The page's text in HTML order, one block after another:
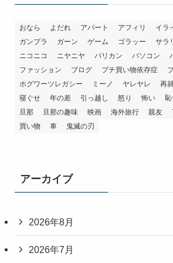
おなら よだれ アパート アフィリ イラ
ガンプラ
ガーン ゲーム ゴラッー サラ
ニコニコ
ニヤニヤ バリカン パソコン
ファッション
ブログ プチ買い物依存症
ホグワーツレガシー
ミーノ ヤレヤレ 再
寝ぐせ
年の差 引っ越し 怒り 怖い
旦那
旦那の趣味 映画 海外旅行 親友
買い物
車 鬼滅の刃
アーカイブ
2026年8月
2026年7月